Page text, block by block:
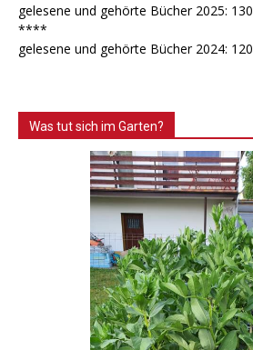
gelesene und gehörte Bücher 2025: 130
****
gelesene und gehörte Bücher 2024: 120
Was tut sich im Garten?